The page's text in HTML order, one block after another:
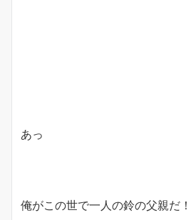
あっ
俺がこの世で一人の鈴の父親だ！